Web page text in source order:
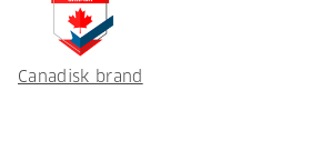
Canadisk brand